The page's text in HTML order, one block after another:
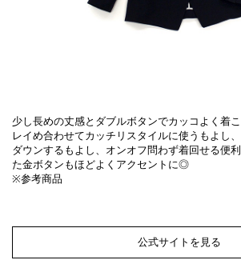
少し長めの丈感とダブルボタンでカッコよく着
レイめ合わせてカッチリスタイルに使うもよし
ダウンするもよし、オンオフ問わず着回せる便
た金ボタンもほどよくアクセントに◎
※参考商品
公式サイトを見る